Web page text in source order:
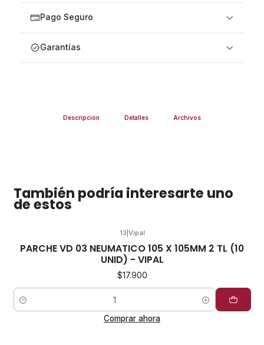
Pago Seguro
Garantías
Descripción Detalles Archivos
También podría interesarte uno
de estos
13 Vipal
PARCHE VD 03 NEUMATICO 105 X 105MM 2 TL (10
UNID) - VIPAL
$17.900
Cantidad
Comprar ahora